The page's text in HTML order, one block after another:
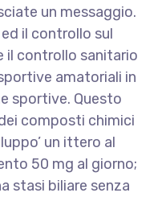
un messaggio.
il controllo sul
il controllo sanitario
amatoriali in
sportive. Questo
composti chimici
un ittero al
50 mg al giorno;
stasi biliare senza